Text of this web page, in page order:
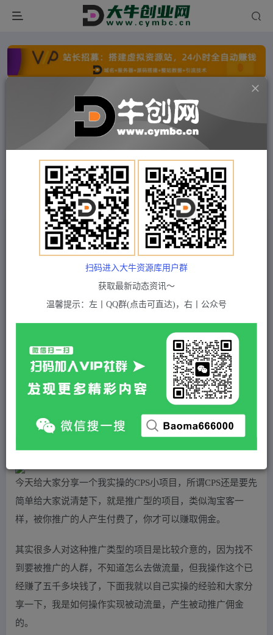
点击开通分站+ 每日收入300+
文字广告火爆招租 文字广告火爆招租
文字广告火爆招租
文字广告火爆招租 文字广告火爆招租
付费项目 中创网 正文
（4351期）2022最新实操CPS正规变现项目，全自
动推广全自动躺赚，已躺赚5000+
5 积分
黄金会员 2 超级会员(永久VIP) 免费
站长QQ：1970819299
付费资源
今天给大家分享一个我实操的CPS小项目，所谓CPS还是要先
简单给大家说清楚下，就是推广型的项目，类似淘宝客一
样，被你推广的人产生付费了，你才可以赚取佣金。
其实很多人对这种推广类型的项目是比较介意的，因为找不
到要被推广的人群，不知道怎么去做流量，但我操作这个已
经赚了五千多块钱了，下面我就以自己实操的经验和大家分
享一下，我是如何操作实现被动流量，产生被动推广佣金
的。
扫码进入大牛资源库用户群
获取最新动态资讯～
温馨提示：左丨QQ群(点击可直达)，右丨公众号